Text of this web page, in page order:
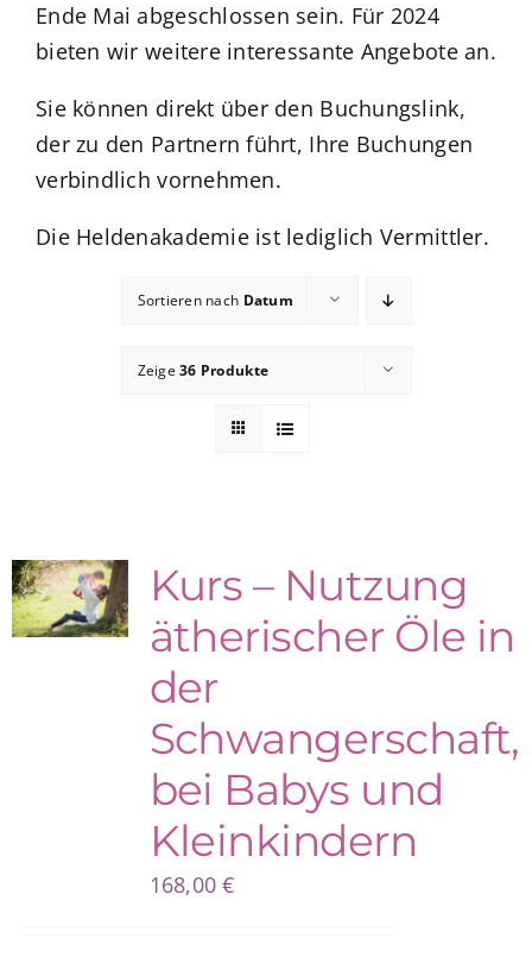
Ende Mai abgeschlossen sein. Für 2024
bieten wir weitere interessante Angebote an.
Sie können direkt über den Buchungslink,
der zu den Partnern führt, Ihre Buchungen
verbindlich vornehmen.
Die Heldenakademie ist lediglich Vermittler.
Sortieren nach Datum
Zeige36 Produkte
Kurs – Nutzung
ätherischer Öle in
der
Schwangerschaft,
bei Babys und
Kleinkindern
168,00€